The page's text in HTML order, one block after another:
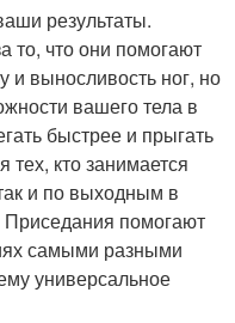
результаты.
то, что они помогают
и выносливость ног, но
вашего тела в
быстрее и прыгать
кто занимается
и по выходным в
помогают
самыми разными
универсальное